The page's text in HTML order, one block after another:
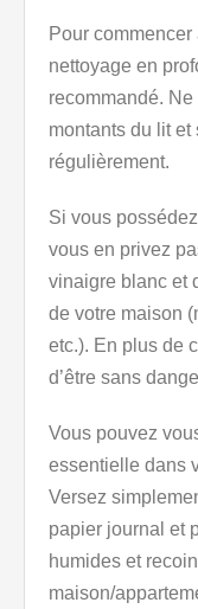
Pour
nettoyage en
recommandé.
montants du lit
régulièrement.
Si vous
vous en privez
vinaigre blanc et
de votre maison
etc.). En plus de
d’être sans
Vous pouvez
essentielle dans
Versez
papier journal et
humides et
maison/